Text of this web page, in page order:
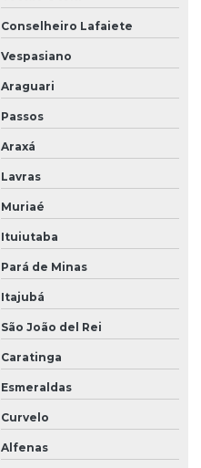
Conselheiro Lafaiete
Vespasiano
Araguari
Passos
Araxá
Lavras
Muriaé
Ituiutaba
Pará de Minas
Itajubá
São João del Rei
Caratinga
Esmeraldas
Curvelo
Alfenas